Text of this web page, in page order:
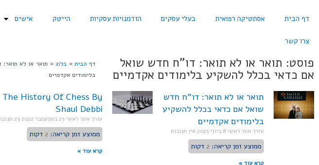
דף הבית אסתטיקה רפואית בעלי עסקים הזדמנויות עסקיות הייטק אישים
צרו קשר
פוסט: תואר או לא תואר: דו"ח חדש שואל
אם כדאי בכלל להשקיע בלימודים אקדמיים
דף הבית» בלוג» תואר או לא
בלימודים אקדמיים
תואר או לא תואר: דו"ח חדש
שואל אם כדאי בכלל להשקיע
בלימודים אקדמיים
עורך אתר ראשי8 ביוני 2025 אין תגובות
ממוצע זמן קריאה: 2 דקות
קרא עוד »
The History Of Chess By
Shaul Debbi
עורך אתר ראשי23 בספטמבר 2022 29 תגובות
ממוצע זמן קריאה: 2 דקות
קרא עוד »